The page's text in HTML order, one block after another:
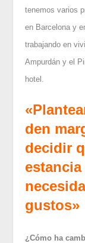
tenemos varios
en Barcelona y
trabajando en
Ampurdán y el
hotel.
den
decidir
gustos»
¿Cómo ha